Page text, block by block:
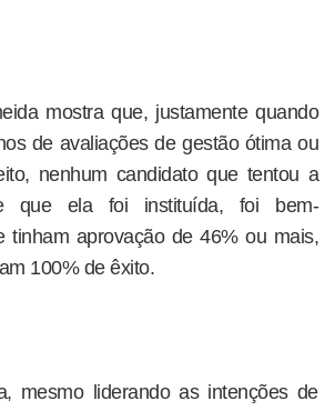
mostra que, justamente quando
de avaliações de gestão ótima ou
nenhum candidato que tentou a
que ela foi instituída, foi bem-
tinham aprovação de 46% ou mais,
100% de êxito.
mesmo liderando as intenções de